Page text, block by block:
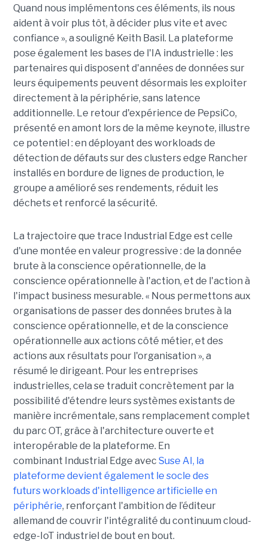
Quand nous implémentons ces éléments, ils nous
aident à voir plus tôt, à décider plus vite et avec
confiance », a souligné Keith Basil. La plateforme
pose également les bases de l'IA industrielle : les
partenaires qui disposent d'années de données sur
leurs équipements peuvent désormais les exploiter
directement à la périphérie, sans latence
additionnelle. Le retour d'expérience de PepsiCo,
présenté en amont lors de la même keynote, illustre
ce potentiel : en déployant des workloads de
détection de défauts sur des clusters edge Rancher
installés en bordure de lignes de production, le
groupe a amélioré ses rendements, réduit les
déchets et renforcé la sécurité.
La trajectoire que trace Industrial Edge est celle
d'une montée en valeur progressive : de la donnée
brute à la conscience opérationnelle, de la
conscience opérationnelle à l'action, et de l'action à
l'impact business mesurable. « Nous permettons aux
organisations de passer des données brutes à la
conscience opérationnelle, et de la conscience
opérationnelle aux actions côté métier, et des
actions aux résultats pour l'organisation », a
résumé le dirigeant. Pour les entreprises
industrielles, cela se traduit concrètement par la
possibilité d'étendre leurs systèmes existants de
manière incrémentale, sans remplacement complet
du parc OT, grâce à l'architecture ouverte et
interopérable de la plateforme. En
combinant Industrial Edge avec Suse AI, la
plateforme devient également le socle des
futurs workloads d'intelligence artificielle en
périphérie, renforçant l'ambition de l’éditeur
allemand de couvrir l'intégralité du continuum cloud-
edge-IoT industriel de bout en bout.